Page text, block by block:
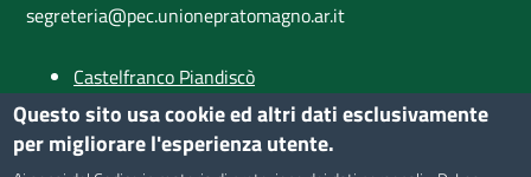
segreteria@pec.unionepratomagno.ar.it
Castelfranco Piandiscò
Castiglion Fibocchi
Loro Ciuffenna
Provincia di Arezzo
Questo sito usa cookie ed altri dati esclusivamente
per migliorare l'esperienza utente.